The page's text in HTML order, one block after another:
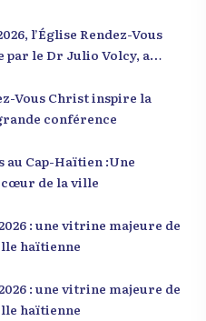
l’Église Rendez-Vous
par le Dr Julio Volcy, a
75 pour une conférence
Menm Ou Menm Tou ».
rencontrer, d’échanger et
motivantes centrées
intitulée « Jenès la
et à rejeter toute forme
insisté sur
Vous Christ inspire la
conférence
cœur de la ville
: une vitrine majeure de
haïtienne
: une vitrine majeure de
haïtienne